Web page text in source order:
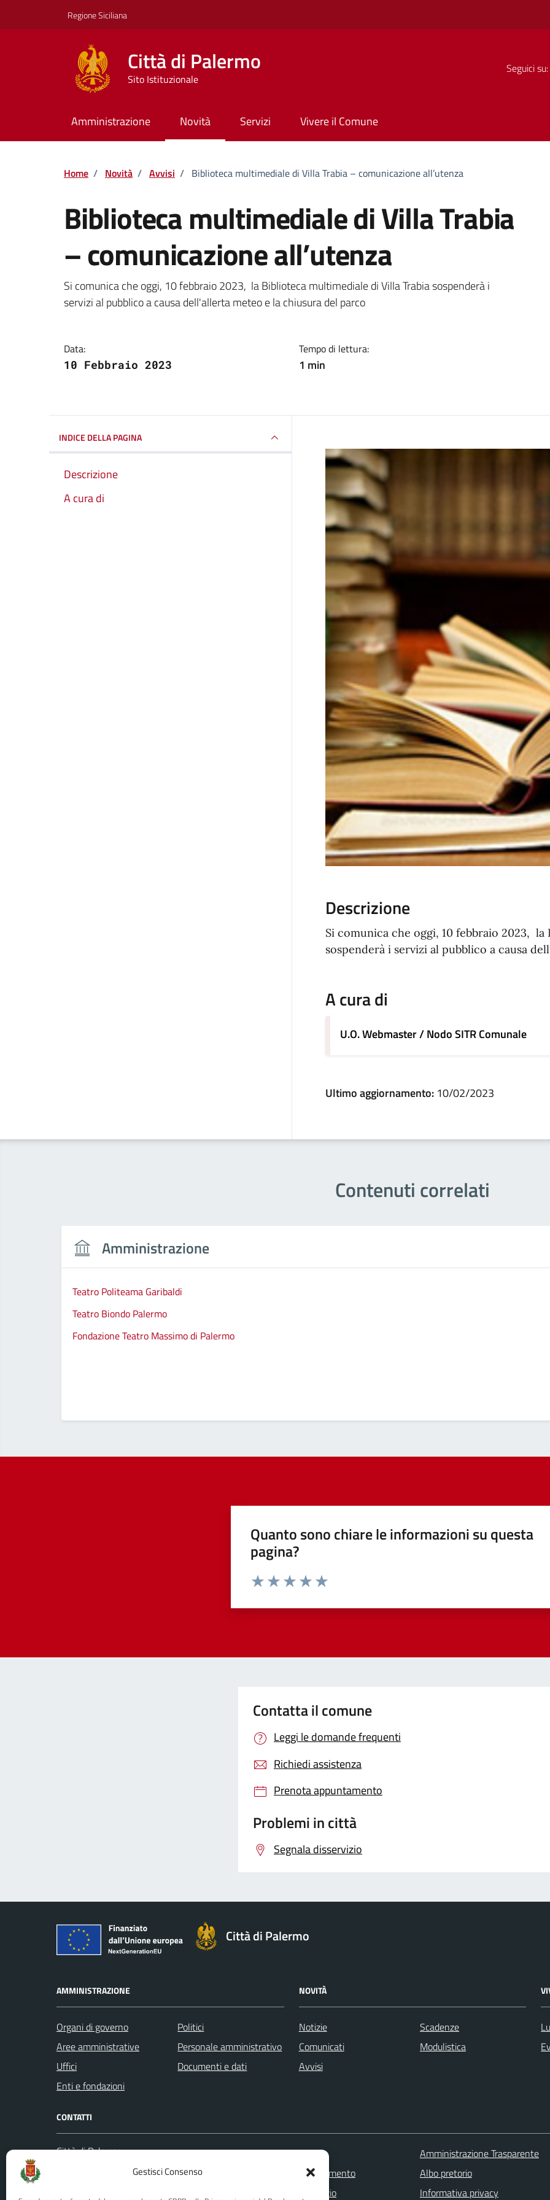
Gestisci Consenso
Regione Siciliana
Città di Palermo
Sito Istituzionale
Seguici su:
Amministrazione Novità Servizi Vivere il Comune
Home / Novità / Avvisi / Biblioteca multimediale di Villa Trabia – comunicazione all’utenza
Biblioteca multimediale di Villa Trabia
– comunicazione all’utenza
Dettagli della notizia
Si comunica che oggi, 10 febbraio 2023, la Biblioteca multimediale di Villa Trabia sospenderà i
servizi al pubblico a causa dell'allerta meteo e la chiusura del parco
Data:
10 Febbraio 2023
Tempo di lettura:
1 min
INDICE DELLA PAGINA
Descrizione
A cura di
Descrizione
Si comunica che oggi, 10 febbraio 2023,
sospenderà i servizi al pubblico a causa
A cura di
U.O. Webmaster / Nodo SITR Comunale
Ultimo aggiornamento: 10/02/2023
Contenuti correlati
Amministrazione
Teatro Politeama Garibaldi
Teatro Biondo Palermo
Fondazione Teatro Massimo di Palermo
Quanto sono chiare le informazioni su questa
pagina?
Contatta il comune
Leggi le domande frequenti
Richiedi assistenza
Prenota appuntamento
Problemi in città
Segnala disservizio
Città di Palermo
AMMINISTRAZIONE
Organi di governo
Aree amministrative
Uffici
Enti e fondazioni
Politici
Personale amministrativo
Documenti e dati
NOVITÀ
Notizie
Comunicati
Avvisi
Scadenze
Modulistica
CONTATTI
Città di Palermo
Codice fiscale / P. IVA:80016350821
Leggi le FAQ
Prenotazione appuntamento
Segnalazione disservizio
Amministrazione Trasparente
Albo pretorio
Informativa privacy